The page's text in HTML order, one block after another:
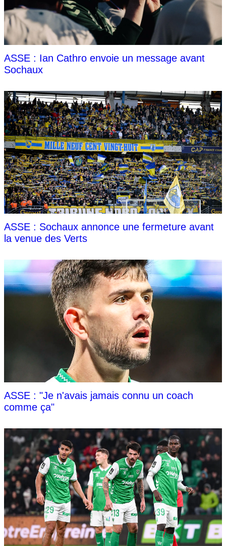
ASSE : Ian Cathro envoie un message avant
Sochaux
ASSE : Sochaux annonce une fermeture avant
la venue des Verts
ASSE : "Je n'avais jamais connu un coach
comme ça"